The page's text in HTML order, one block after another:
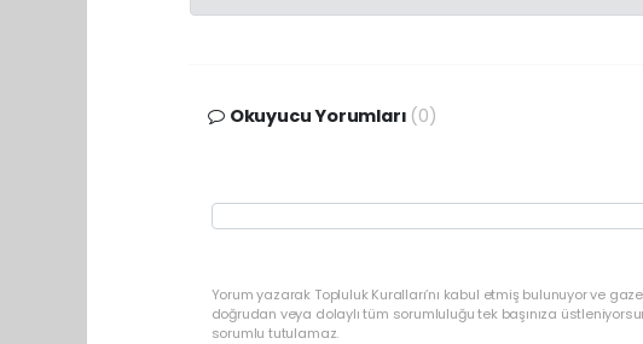
Okuyucu Yorumları (0)
Yorum yazarak Topluluk Kuralları’nı kabul etmiş bulunuyor ve
doğrudan veya dolaylı tüm sorumluluğu tek başınıza
sorumlu tutulamaz.